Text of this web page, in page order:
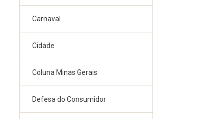
Carnaval
Cidade
Coluna Minas Gerais
Defesa do Consumidor